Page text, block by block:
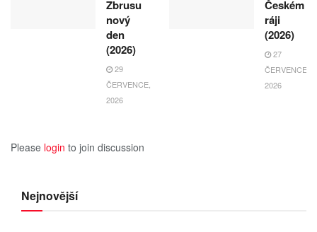
Zbrusu
nový
den
(2026)
29
ČERVENCE,
2026
Českém
ráji
(2026)
27
ČERVENCE,
2026
Please login to join discussion
Nejnovější